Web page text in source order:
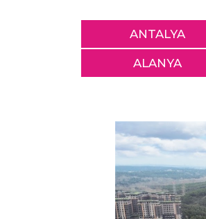
ANTALYA
ALANYA